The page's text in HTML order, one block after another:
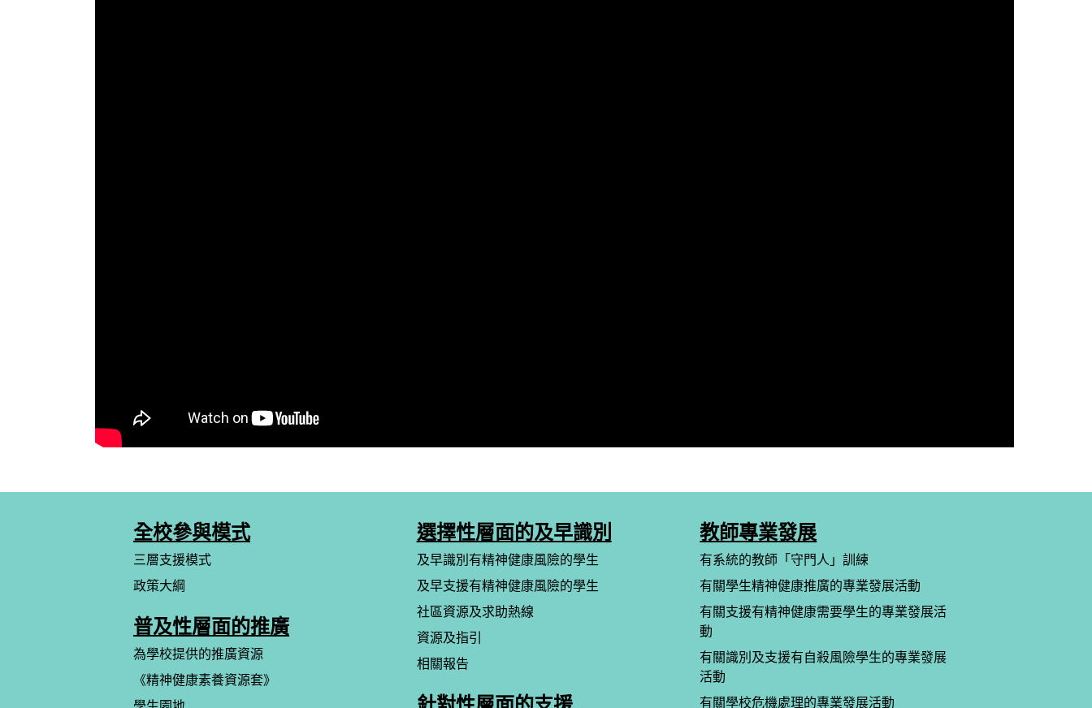
全校參與模式
三層支援模式
政策大綱
普及性層面的推廣
為學校提供的推廣資源
《精神健康素養資源套》
選擇性層面的及早識別
及早識別有精神健康風險的學生
及早支援有精神健康風險的學生
社區資源及求助熱線
資源及指引
相關報告
教師專業發展
有系統的教師「守門人」訓練
有關學生精神健康推廣的專業發展活動
有關支援有精神健康需要學生的專業發展活
動
有關識別及支援有自殺風險學生的專業發展
活動
有關學校危機處理的專業發展活動